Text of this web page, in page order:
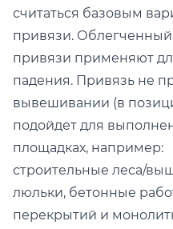
считаться базовым
привязи. Облегченный
привязи применяют
падения. Привязь не
вывешивании (в
подойдет для
площадках, например:
строительные леса/
люльки, бетонные
перекрытий и